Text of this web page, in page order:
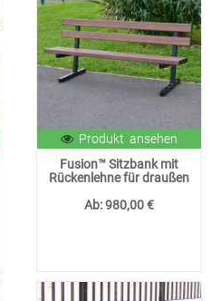
Produkt ansehen
Fusion™ Sitzbank mit
Rückenlehne für draußen
Ab:980,00 €